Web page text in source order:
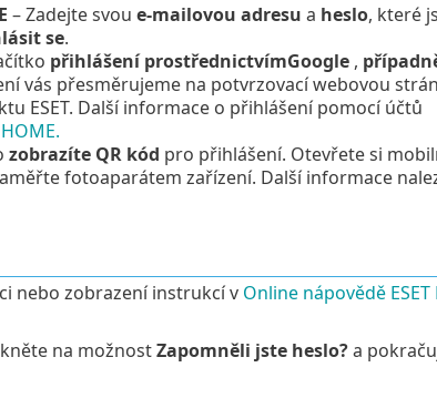
– Zadejte svou e-mailovou adresu a heslo, které
se.
přihlášení prostřednictvímGoogle,
vás přesměrujeme na potvrzovací webovou
ESET. Další informace o přihlášení pomocí účtů
zobrazíte QR kód pro přihlášení. Otevřete si
fotoaparátem zařízení. Další informace
nebo zobrazení instrukcí v Online nápovědě ESET
na možnostZapomněli jste heslo?a